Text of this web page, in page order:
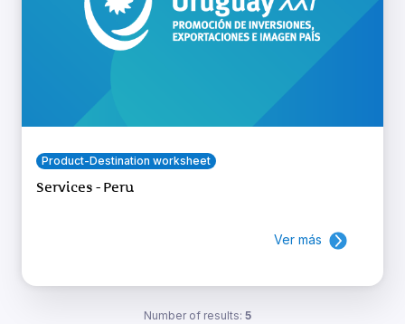
Product-Destination worksheet
Services - Peru
Ver más
Number of results: 5